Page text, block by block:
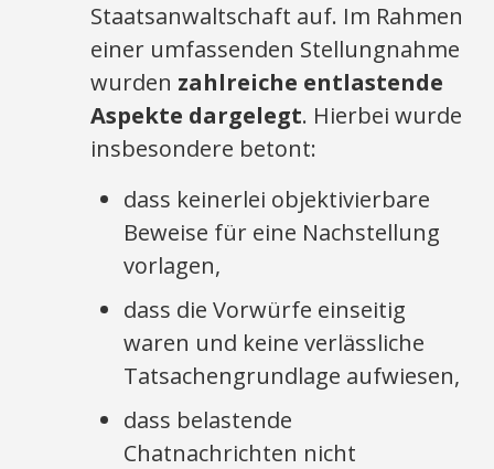
Staatsanwaltschaft auf. Im Rahmen
einer umfassenden Stellungnahme
wurden zahlreiche entlastende
Aspekte dargelegt. Hierbei wurde
insbesondere betont:
dass keinerlei objektivierbare
Beweise für eine Nachstellung
vorlagen,
dass die Vorwürfe einseitig
waren und keine verlässliche
Tatsachengrundlage aufwiesen,
dass belastende
Chatnachrichten nicht